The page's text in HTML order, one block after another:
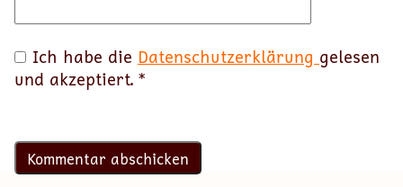
Ich habe die Datenschutzerklärung gelesen
und akzeptiert. *